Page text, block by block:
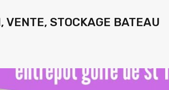
VENTE, STOCKAGE BATEAU